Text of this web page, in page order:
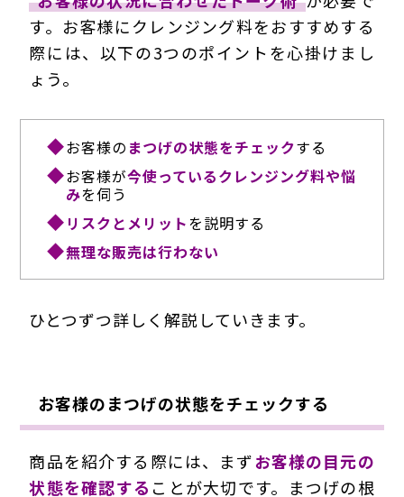
す。お客様にクレンジング料をおすすめする
際には、以下の3つのポイントを心掛けまし
ょう。
お客様の まつげの状態をチェックする
お客様が今使っているクレンジング料や悩
みを伺う
リスクとメリットを説明する
無理な販売は行わない
ひとつずつ詳しく解説していきます。
お客様のまつげの状態をチェックする
商品を紹介する際には、まずお客様の目元の
状態を確認する ことが大切です。まつげの根